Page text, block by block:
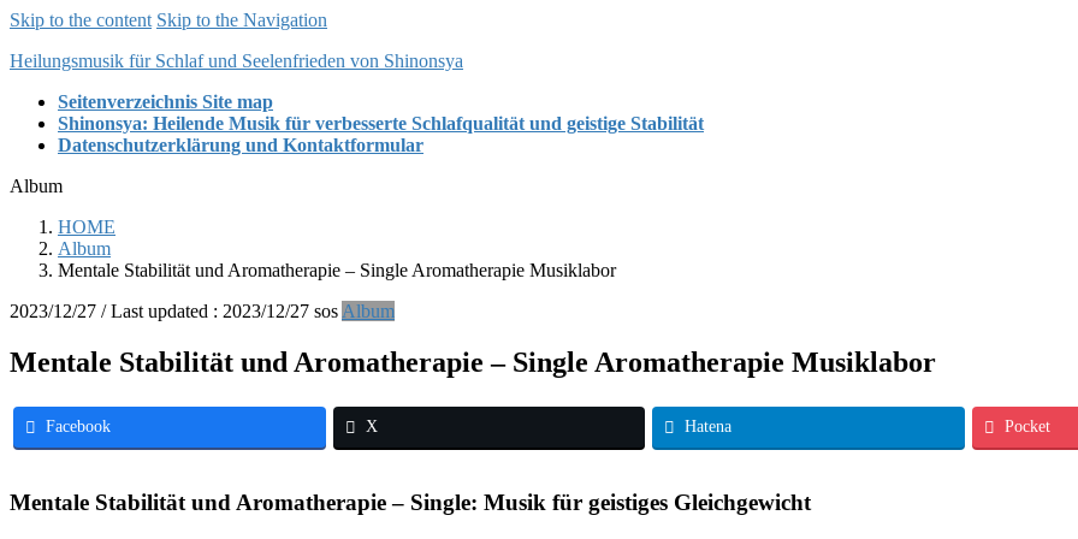
Skip to the content Skip to the Navigation
Heilungsmusik für Schlaf und Seelenfrieden von Shinonsya
Seitenverzeichnis Site map
Shinonsya: Heilende Musik für verbesserte Schlafqualität und geistige Stabilität
Datenschutzerklärung und Kontaktformular
Album
HOME
Album
Mentale Stabilität und Aromatherapie – Single Aromatherapie Musiklabor
2023/12/27 / Last updated : 2023/12/27 sos Album
Mentale Stabilität und Aromatherapie – Single Aromatherapie Musiklabor
Facebook X Hatena Pocket
Mentale Stabilität und Aromatherapie – Single: Musik für geistiges Gleichgewicht